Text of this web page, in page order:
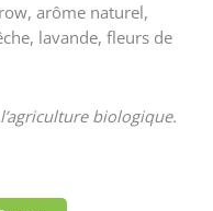
arôme naturel,
lavande, fleurs de
biologique.